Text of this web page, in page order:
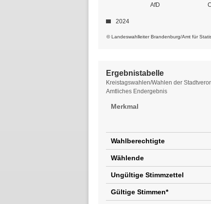
AfD
© Landeswahlleiter Brandenburg/Amt für
2024
Ergebnistabelle
Ergebnistabelle
Kreistagswahlen/Wahlen der
Amtliches Endergebnis
Merkmal
Wahlberechtigte
Wählende
Ungültige Stimmzettel
Gültige Stimmen*